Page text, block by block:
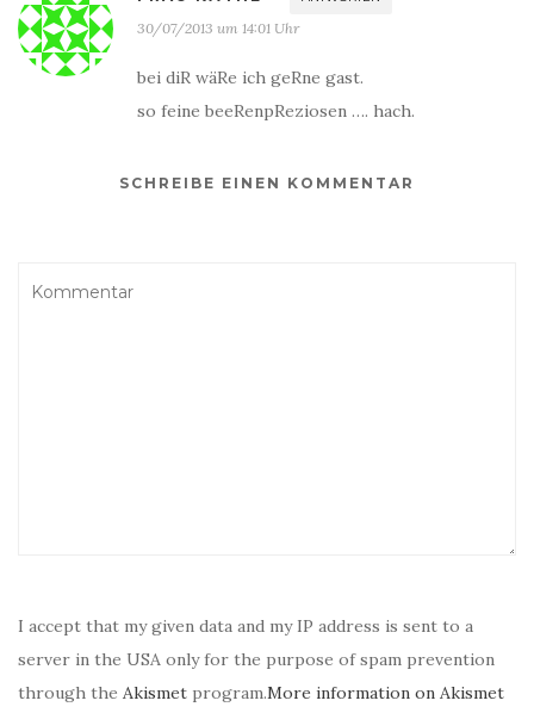
30/07/2013 um 14:01 Uhr
bei diR wäRe ich geRne gast.
so feine beeRenpReziosen …. hach.
SCHREIBE EINEN KOMMENTAR
I accept that my given data and my IP address is sent to a
server in the USA only for the purpose of spam prevention
through the Akismet program.More information on Akismet